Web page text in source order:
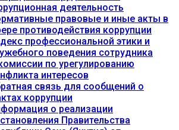
деятельность
правовые и иные акты в
противодействия коррупции
профессиональной этики и
поведения сотрудника
по урегулированию
интересов
связь для сообщений о
коррупции
о реализации
Правительства